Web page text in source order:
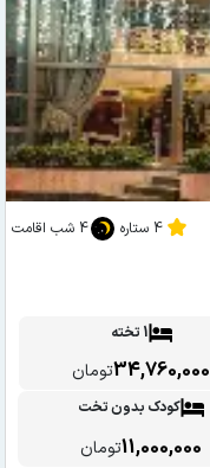
4 ستاره 4 شب اقامت
1 تخته
34,760,000تومان
کودک بدون تخت
11,000,000تومان